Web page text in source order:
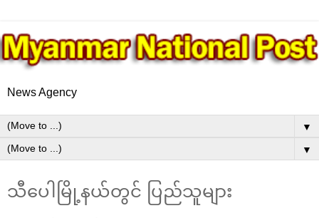
News Agency
▼
▼
သီပေါမြို့နယ်တွင် ပြည်သူများ